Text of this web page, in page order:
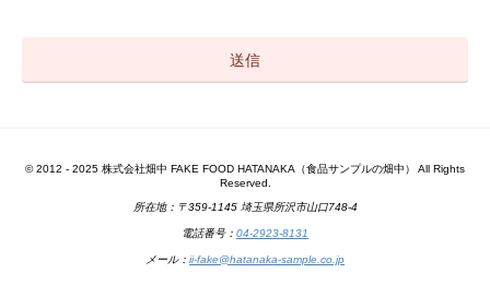
© 2012 - 2025 株式会社畑中 FAKE FOOD HATANAKA（食品サンプルの畑中） All Rights
Reserved.
所在地：〒359-1145 埼玉県所沢市山口748-4
電話番号： 04-2923-8131
メール： ii-fake@hatanaka-sample.co.jp